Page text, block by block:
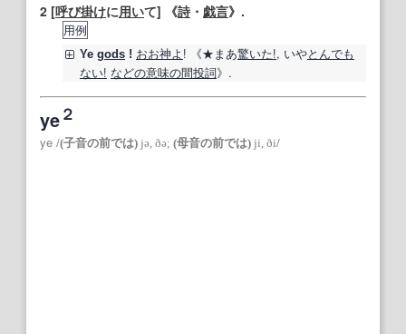
2 [呼び掛けに用いて] 《詩 ・ 戯言》.
用例
Ye gods ! おお神よ ! 《★まあ驚いた!, いやとんでも
ない! などの意味の間投詞》.
ye２
ye /(子音の前では) jə, ðə; (母音の前では) ji, ði/